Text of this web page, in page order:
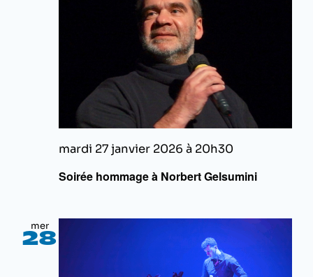
Soirée hommage à Norbert Gelsumini
mardi 27 janvier 2026 à 20h30
mer
28